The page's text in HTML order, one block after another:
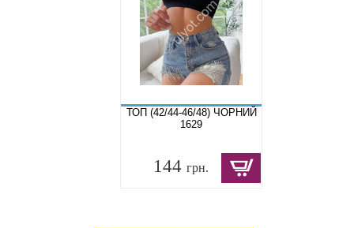
ТОП (42/44-46/48) ЧОРНИЙ
1629
144 грн.